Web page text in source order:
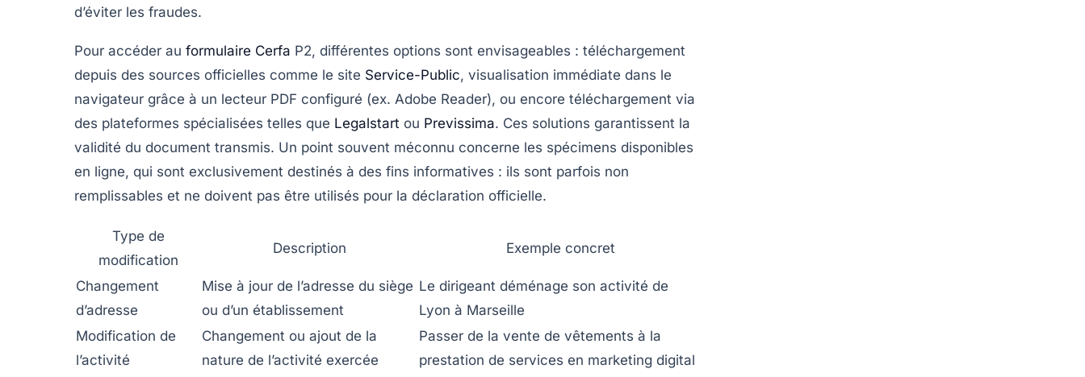
d’éviter les fraudes.
Pour accéder au formulaire Cerfa P2, différentes options sont envisageables : téléchargement
depuis des sources officielles comme le site Service-Public, visualisation immédiate dans le
navigateur grâce à un lecteur PDF configuré (ex. Adobe Reader), ou encore téléchargement via
des plateformes spécialisées telles que Legalstart ou Previssima. Ces solutions garantissent la
validité du document transmis. Un point souvent méconnu concerne les spécimens disponibles
en ligne, qui sont exclusivement destinés à des fins informatives : ils sont parfois non
remplissables et ne doivent pas être utilisés pour la déclaration officielle.
Type de
modification
Description Exemple concret
Changement
d’adresse
Mise à jour de l’adresse du siège
ou d’un établissement
Le dirigeant déménage son activité de
Lyon à Marseille
Modification de
l’activité
Changement ou ajout de la
nature de l’activité exercée
Passer de la vente de vêtements à la
prestation de services en marketing digital